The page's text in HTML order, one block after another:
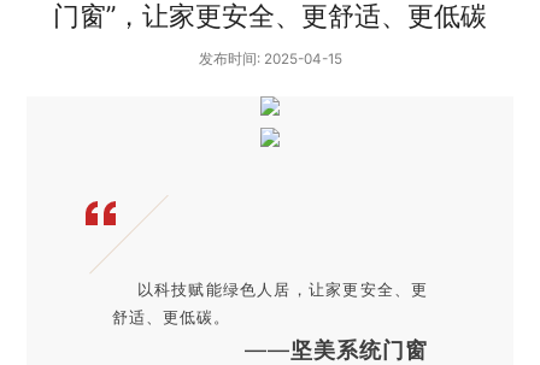
门窗”，让家更安全、更舒适、更低碳
发布时间: 2025-04-15
以科技赋能绿色人居，让家更安全、更
舒适、更低碳。
——坚美系统门窗